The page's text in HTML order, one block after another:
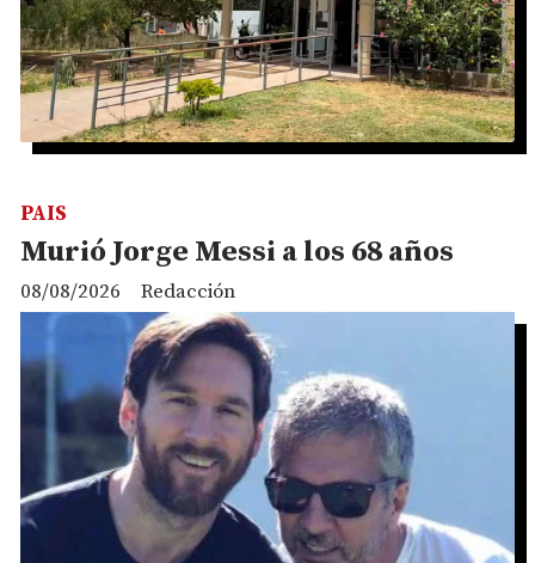
Murió Jorge Messi a los 68 años
Redacción
PAIS
08/08/2026